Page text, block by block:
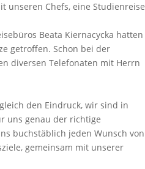
unseren Chefs, eine Studienreise
Beata Kiernacycka hatten
getroffen. Schon bei der
diversen Telefonaten mit Herrn
den Eindruck, wir sind in
uns genau der richtige
buchstäblich jeden Wunsch von
gemeinsam mit unserer